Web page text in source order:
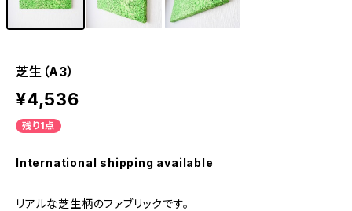
芝生（A3）
¥4,536
残り1点
International shipping available
リアルな芝生柄のファブリックです。